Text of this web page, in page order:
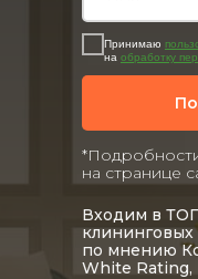
Входим в
по мнению
White Rating,
Принимаю
на обработку
на странице